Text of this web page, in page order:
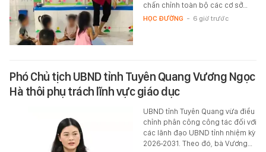
chấn chỉnh toàn bộ các cơ sở…
HỌC ĐƯỜNG - 6 giờ trước
Phó Chủ tịch UBND tỉnh Tuyên Quang Vương Ngọc
Hà thôi phụ trách lĩnh vực giáo dục
UBND tỉnh Tuyên Quang vừa điều
chỉnh phân công công tác đối với
các lãnh đạo UBND tỉnh nhiệm kỳ
2026-2031. Theo đó, bà Vương…